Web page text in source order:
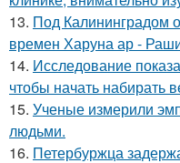
13. Под Калининградом
времен Харуна ар -
14. Исследование
чтобы начать набирать
15. Ученые измерили
людьми.
16. Петербуржца